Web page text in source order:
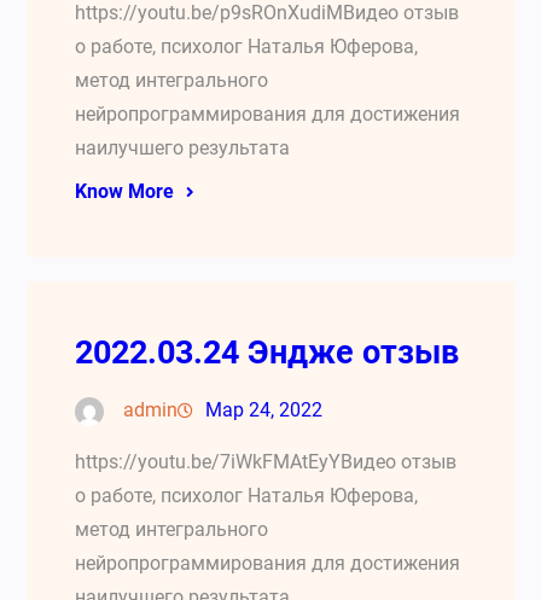
https://youtu.be/p9sROnXudiMВидео отзыв
о работе, психолог Наталья Юферова,
метод интегрального
нейропрограммирования для достижения
наилучшего результата
Know More
2022.03.24 Эндже отзыв
admin Мар 24, 2022
https://youtu.be/7iWkFMAtEyYВидео отзыв
о работе, психолог Наталья Юферова,
метод интегрального
нейропрограммирования для достижения